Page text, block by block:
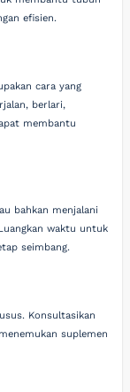
efisien.
cara yang
berlari,
membantu
bahkan menjalani
waktu untuk
seimbang.
Konsultasikan
suplemen